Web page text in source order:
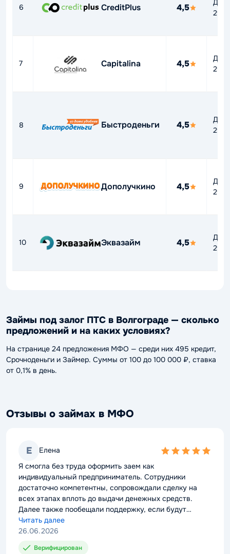
6 CreditPlus 4,5
До
7 Capitalina 4,5
До
8 Быстроденьги 4,5
До
9 Дополучкино 4,5
До
10 Эквазайм 4,5
До
Займы под залог ПТС в Волгограде — сколько
предложений и на каких условиях?
На странице 24 предложения МФО — среди них 495 кредит,
Срочноденьги и Займер. Суммы от 100 до 100 000 ₽, ставка
от 0,1% в день.
Отзывы о займах в МФО
Е Елена
5,0
Я смогла без труда оформить заем как
индивидуальный предприниматель. Сотрудники
достаточно компетентны, сопровождали сделку на
всех этапах вплоть до выдачи денежных средств.
Далее также пообещали поддержку, если будут
проблемы с выплатой долга. Можно смело
рекомендовать компанию к сотрудничеству.
Читать далее
26.06.2026
Верифицирован